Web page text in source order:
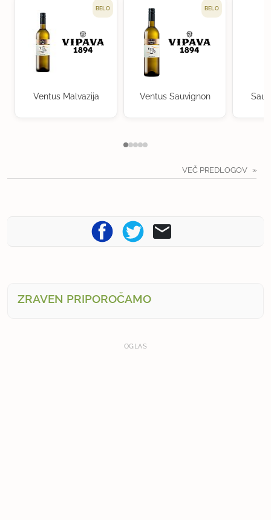
BELO
Ventus Malvazija
BELO
Ventus Sauvignon
VEČ PREDLOGOV
ZRAVEN PRIPOROČAMO
OGLAS